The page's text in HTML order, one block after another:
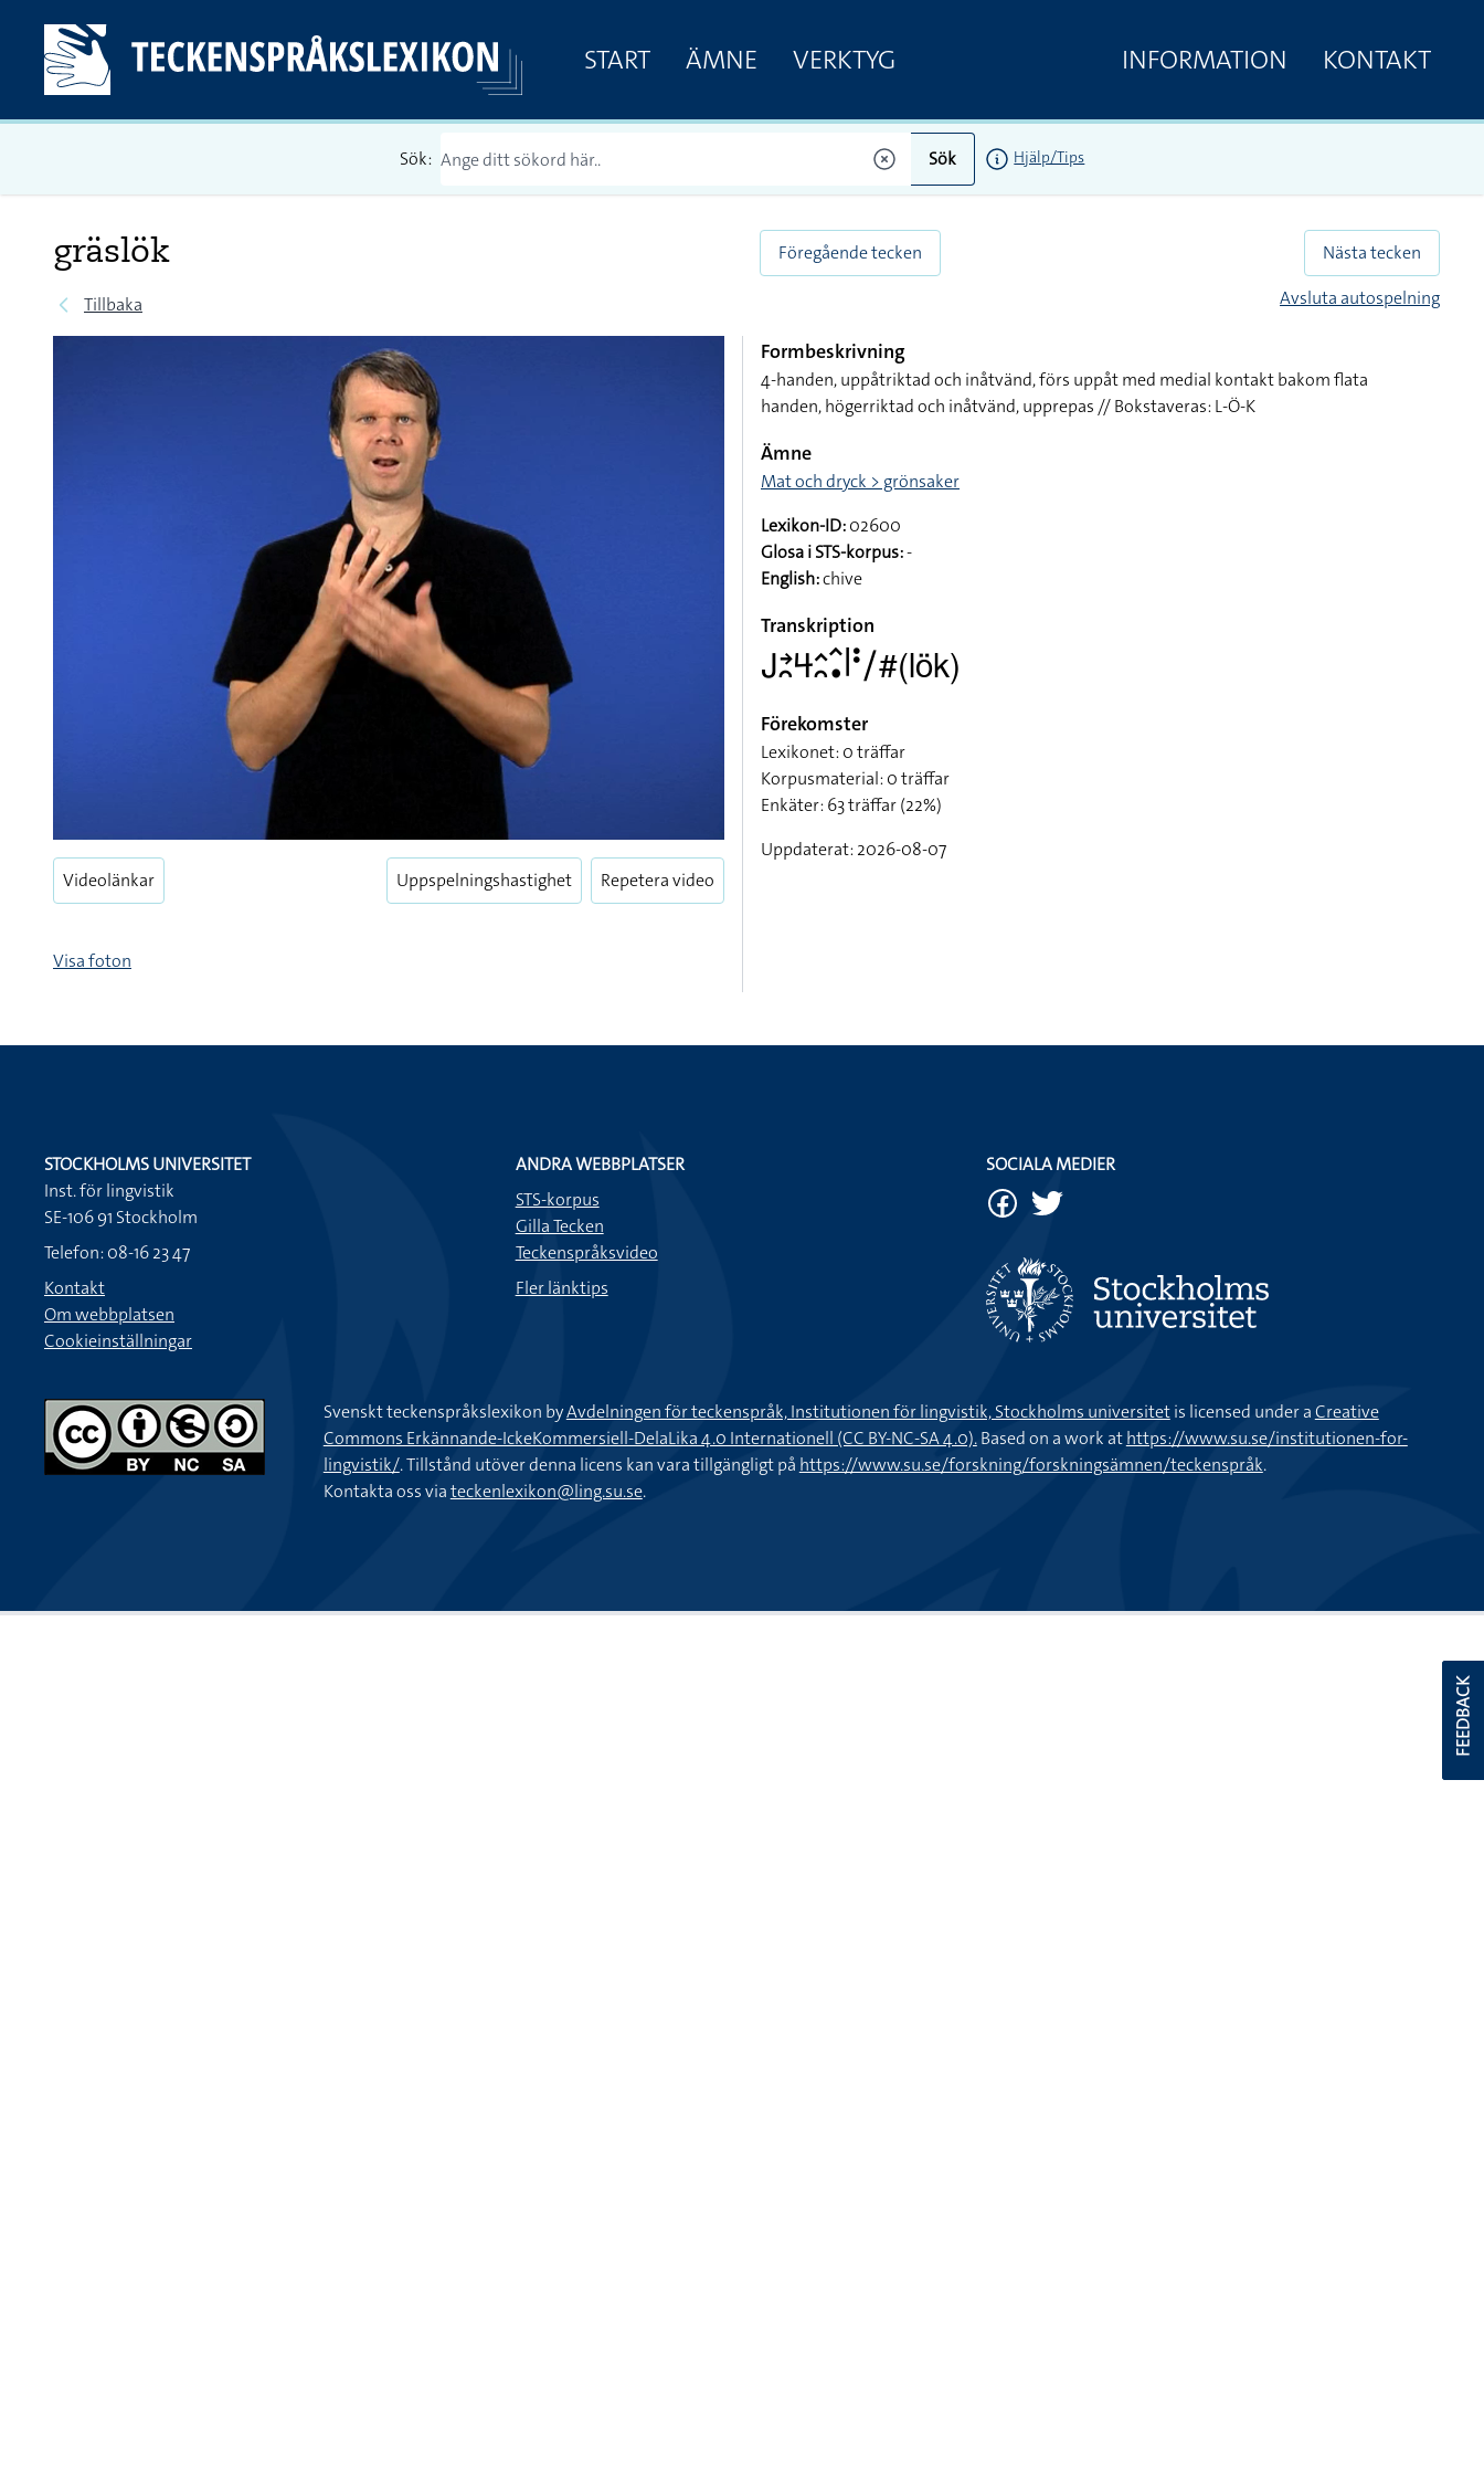
START ÄMNE VERKTYG INFORMATION KONTAKT
Sök: Sök Hjälp/Tips
gräslök
Tillbaka
Föregående tecken
Nästa tecken
Avsluta autospelning
Videolänkar Uppspelningshastighet Repetera video
Visa foton
Formbeskrivning
4-handen, uppåtriktad och inåtvänd, förs uppåt med medial kontakt bakom flata
handen, högerriktad och inåtvänd, upprepas // Bokstaveras: L-Ö-K
Ämne
Mat och dryck > grönsaker
Lexikon-ID:02600
Glosa i STS-korpus:-
English:chive
Transkription
􌤢􌥔􌥘􌦪􌤵􌥘􌥦􌥡􌥼􌥻􌥠#(lök)
Förekomster
Lexikonet: 0 träffar
Korpusmaterial: 0 träffar
Enkäter: 63 träffar (22%)
Uppdaterat: 2026-08-07
FEEDBACK
STOCKHOLMS UNIVERSITET
Inst. för lingvistik
SE-106 91 Stockholm
Telefon: 08-16 23 47
Kontakt
Om webbplatsen
Cookieinställningar
ANDRA WEBBPLATSER
STS-korpus
Gilla Tecken
Teckenspråksvideo
Fler länktips
SOCIALA MEDIER
Svenskt teckenspråkslexikon byAvdelningen för teckenspråk, Institutionen för lingvistik, Stockholms universitetis licensed under aCreative
Commons Erkännande-IckeKommersiell-DelaLika 4.0 Internationell (CC BY-NC-SA 4.0).Based on a work athttps://www.su.se/institutionen-for-
lingvistik/. Tillstånd utöver denna licens kan vara tillgängligt på https://www.su.se/forskning/forskningsämnen/teckenspråk.
Kontakta oss viateckenlexikon@ling.su.se.